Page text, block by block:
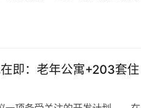
快递与邮政服务推介及价格，
即：老年公寓+203套住